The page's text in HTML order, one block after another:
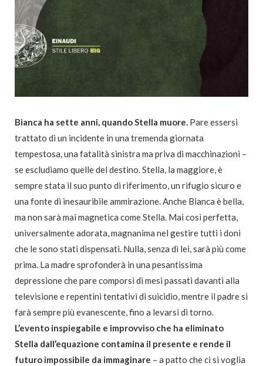
Bianca ha sette anni, quando Stella muore. Pare essersi
trattato di un incidente in una tremenda giornata
tempestosa, una fatalità sinistra ma priva di macchinazioni –
se escludiamo quelle del destino. Stella, la maggiore, è
sempre stata il suo punto di riferimento, un rifugio sicuro e
una fonte di inesauribile ammirazione. Anche Bianca è bella,
ma non sarà mai magnetica come Stella. Mai così perfetta,
universalmente adorata, magnanima nel gestire tutti i doni
che le sono stati dispensati. Nulla, senza di lei, sarà più come
prima. La madre sprofonderà in una pesantissima
depressione che pare comporsi di mesi passati davanti alla
televisione e repentini tentativi di suicidio, mentre il padre si
farà sempre più evanescente, fino a levarsi di torno.
L’evento inspiegabile e improvviso che ha eliminato
Stella dall’equazione contamina il presente e rende il
futuro impossibile da immaginare – a patto che ci si voglia